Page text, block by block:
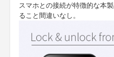
スマホとの接続が特徴的な本
ること間違いなし。